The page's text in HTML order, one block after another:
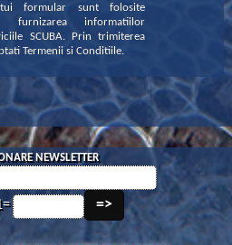
formular sunt folosite
furnizarea informatiilor
Prin trimiterea
Termenii si Conditiile.
NEWSLETTER